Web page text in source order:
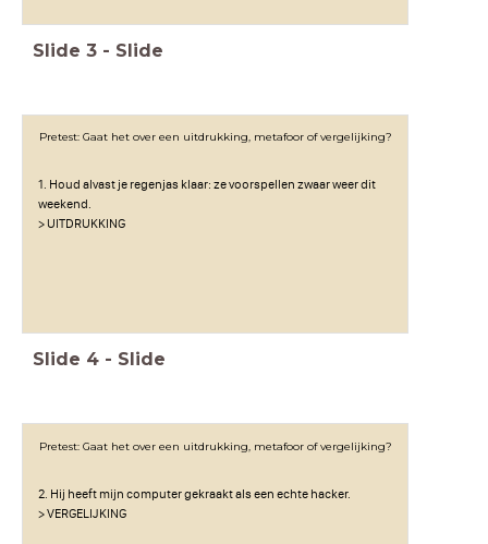
Slide 3 - Slide
Pretest: Gaat het over een uitdrukking, metafoor of vergelijking?
1. Houd alvast je regenjas klaar: ze voorspellen zwaar weer dit
weekend.
> UITDRUKKING
Slide 4 - Slide
Pretest: Gaat het over een uitdrukking, metafoor of vergelijking?
2. Hij heeft mijn computer gekraakt als een echte hacker.
> VERGELIJKING